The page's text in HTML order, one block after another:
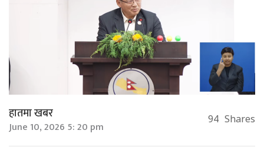
हातमा खबर
June 10, 2026 5: 20 pm 94 Shares